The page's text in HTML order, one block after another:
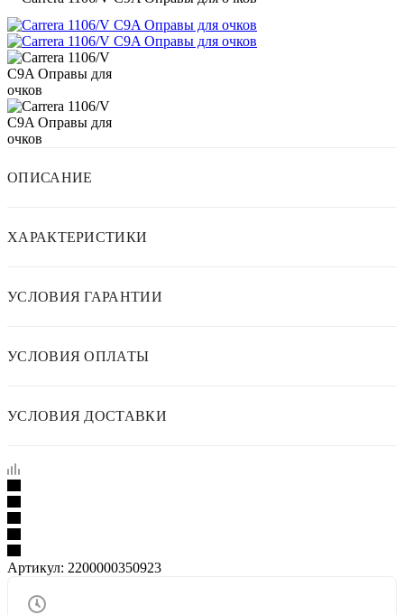
ОПИСАНИЕ
ХАРАКТЕРИСТИКИ
УСЛОВИЯ ГАРАНТИИ
УСЛОВИЯ ОПЛАТЫ
УСЛОВИЯ ДОСТАВКИ
Артикул: 2200000350923